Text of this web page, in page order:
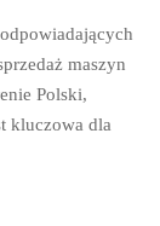
maszyn
Polski,
kluczowa dla